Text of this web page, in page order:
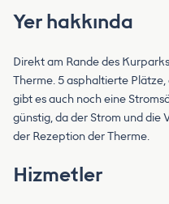
Yer hakkında
Direkt am Rande des
Therme. 5 asphaltierte
gibt es auch noch eine
günstig, da der Strom und die
der Rezeption der Therme.
Hizmetler